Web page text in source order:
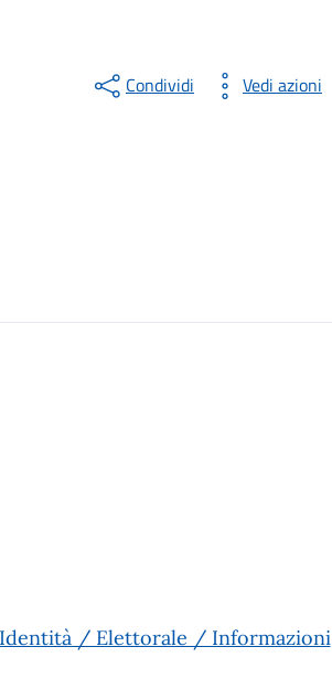
Condividi Vedi azioni
/ Elettorale / Informazioni